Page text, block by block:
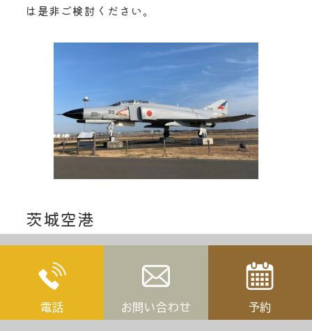
は是非ご検討ください。
茨城空港
まで車で送迎いたします！
電話 お問い合わせ 予約